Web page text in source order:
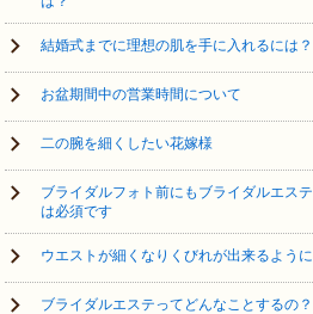
結婚式までに理想の肌を手に入れるには？
お盆期間中の営業時間について
二の腕を細くしたい花嫁様
ブライダルフォト前にもブライダルエステ
は必須です
ウエストが細くなりくびれが出来るように
ブライダルエステってどんなことするの？